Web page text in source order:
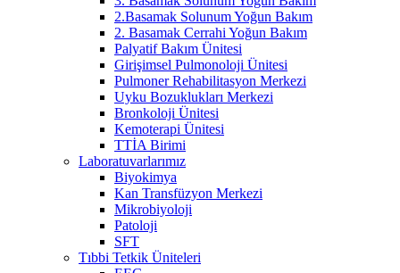
2.Basamak Solunum Yoğun Bakım
2. Basamak Cerrahi Yoğun Bakım
Palyatif Bakım Ünitesi
Girişimsel Pulmonoloji Ünitesi
Pulmoner Rehabilitasyon Merkezi
Uyku Bozuklukları Merkezi
Bronkoloji Ünitesi
Kemoterapi Ünitesi
TTİA Birimi
Laboratuvarlarımız
Biyokimya
Kan Transfüzyon Merkezi
Mikrobiyoloji
Patoloji
SFT
Tıbbi Tetkik Üniteleri